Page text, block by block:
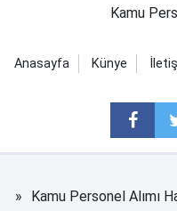
Kamu
Anasayfa Künye
Kamu Personel Alımı